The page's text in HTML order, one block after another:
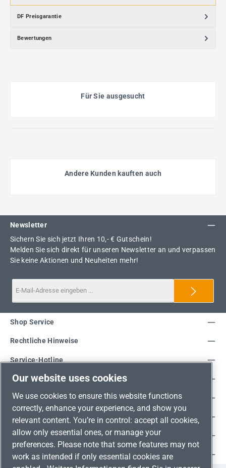
DF Preisgarantie
Bewertungen
Für Sie ausgesucht
Andere Kunden kauften auch
Newsletter
Sichern Sie sich jetzt Ihren 10,- € Gutschein!
Melden Sie sich direkt für unseren Newsletter an und verpassen
Sie keine Aktionen und Neuheiten mehr!
Service-Hotline
Shop Service
Rechtliche Hinweise
Unsere Vorteile
Versandarten
Zahlungsarten
Adresse
Umweltschutz & Partnerschaft
Our website uses cookies
We use cookies to ensure this website functions
correctly, enhance your experience, and show you
relevant content. You’re in control: accept all cookies,
allow only essential ones, or manage your
preferences. Please note that some features may not
work as intended if only essential cookies are